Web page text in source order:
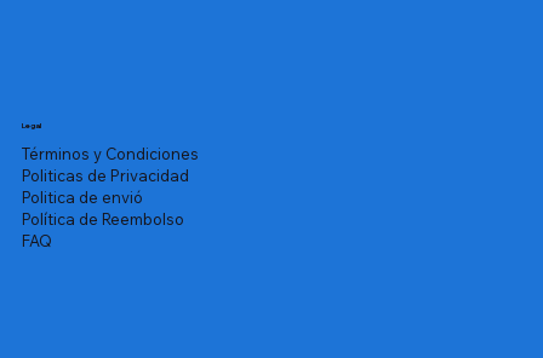
Legal
Términos y Condiciones
Politicas de Privacidad
Politica de envió
Política de Reembolso
FAQ